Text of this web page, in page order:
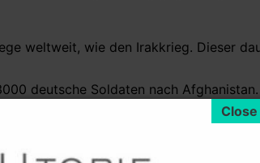
weltweit, wie den Irakkrieg. Dieser
deutsche Soldaten nach Afghanistan.
ihren Tornado-Kampfbombern.(3)
Bodentruppen an der Grenze zu